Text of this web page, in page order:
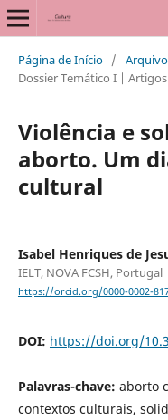
Página de Início /
Dossier Temático I | Artigos
Violência e
aborto. Um
cultural
Isabel Henriques de
IELT, NOVA FCSH, Portugal
https://orcid.org/0000-0002-
DOI: https://doi.org/
Palavras-chave: aborto
contextos culturais,